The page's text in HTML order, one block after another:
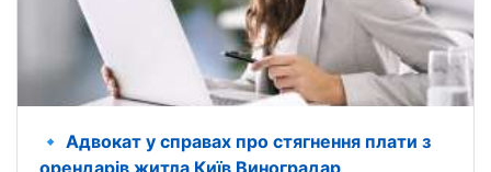
🔹 Адвокат у справах про стягнення плати з
орендарів житла Київ Виноградар